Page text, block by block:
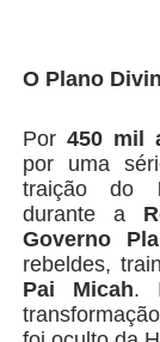
O Plano
Por 450 mil
por uma
traição do
durante a
Governo
rebeldes,
Pai Micah.